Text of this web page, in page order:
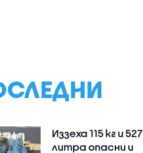
Иззеха 115 кг и 527
литра опасни и